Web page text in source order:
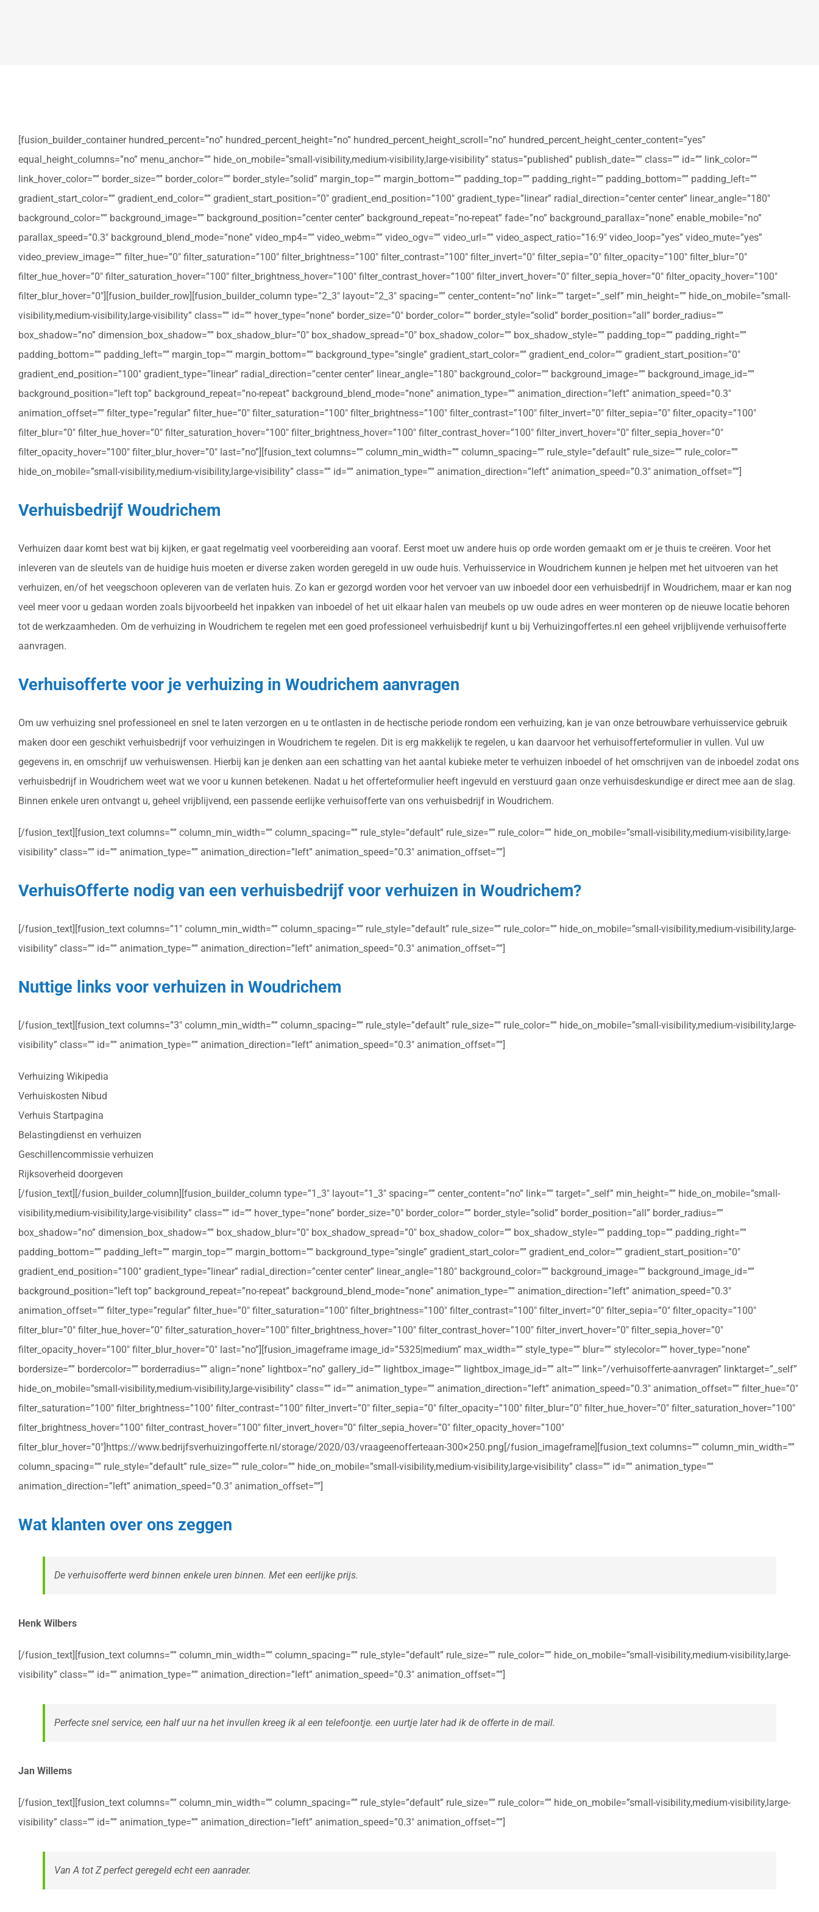
[fusion_builder_container hundred_percent=”no” hundred_percent_height=”no” hundred_percent_height_scroll=”no” hundred_percent_height_center_content=”yes”
equal_height_columns=”no” menu_anchor=”” hide_on_mobile=”small-visibility,medium-visibility,large-visibility” status=”published” publish_date=”” class=”” id=”” link_color=””
link_hover_color=”” border_size=”” border_color=”” border_style=”solid” margin_top=”” margin_bottom=”” padding_top=”” padding_right=”” padding_bottom=”” padding_left=””
gradient_start_color=”” gradient_end_color=”” gradient_start_position=”0″ gradient_end_position=”100″ gradient_type=”linear” radial_direction=”center center” linear_angle=”180″
background_color=”” background_image=”” background_position=”center center” background_repeat=”no-repeat” fade=”no” background_parallax=”none” enable_mobile=”no”
parallax_speed=”0.3″ background_blend_mode=”none” video_mp4=”” video_webm=”” video_ogv=”” video_url=”” video_aspect_ratio=”16:9″ video_loop=”yes” video_mute=”yes”
video_preview_image=”” filter_hue=”0″ filter_saturation=”100″ filter_brightness=”100″ filter_contrast=”100″ filter_invert=”0″ filter_sepia=”0″ filter_opacity=”100″ filter_blur=”0″
filter_hue_hover=”0″ filter_saturation_hover=”100″ filter_brightness_hover=”100″ filter_contrast_hover=”100″ filter_invert_hover=”0″ filter_sepia_hover=”0″ filter_opacity_hover=”100″
filter_blur_hover=”0″][fusion_builder_row][fusion_builder_column type=”2_3″ layout=”2_3″ spacing=”” center_content=”no” link=”” target=”_self” min_height=”” hide_on_mobile=”small-
visibility,medium-visibility,large-visibility” class=”” id=”” hover_type=”none” border_size=”0″ border_color=”” border_style=”solid” border_position=”all” border_radius=””
box_shadow=”no” dimension_box_shadow=”” box_shadow_blur=”0″ box_shadow_spread=”0″ box_shadow_color=”” box_shadow_style=”” padding_top=”” padding_right=””
padding_bottom=”” padding_left=”” margin_top=”” margin_bottom=”” background_type=”single” gradient_start_color=”” gradient_end_color=”” gradient_start_position=”0″
gradient_end_position=”100″ gradient_type=”linear” radial_direction=”center center” linear_angle=”180″ background_color=”” background_image=”” background_image_id=””
background_position=”left top” background_repeat=”no-repeat” background_blend_mode=”none” animation_type=”” animation_direction=”left” animation_speed=”0.3″
animation_offset=”” filter_type=”regular” filter_hue=”0″ filter_saturation=”100″ filter_brightness=”100″ filter_contrast=”100″ filter_invert=”0″ filter_sepia=”0″ filter_opacity=”100″
filter_blur=”0″ filter_hue_hover=”0″ filter_saturation_hover=”100″ filter_brightness_hover=”100″ filter_contrast_hover=”100″ filter_invert_hover=”0″ filter_sepia_hover=”0″
filter_opacity_hover=”100″ filter_blur_hover=”0″ last=”no”][fusion_text columns=”” column_min_width=”” column_spacing=”” rule_style=”default” rule_size=”” rule_color=””
hide_on_mobile=”small-visibility,medium-visibility,large-visibility” class=”” id=”” animation_type=”” animation_direction=”left” animation_speed=”0.3″ animation_offset=””]
Verhuisbedrijf Woudrichem
Verhuizen daar komt best wat bij kijken, er gaat regelmatig veel voorbereiding aan vooraf. Eerst moet uw andere huis op orde worden gemaakt om er je thuis te creëren. Voor het
inleveren van de sleutels van de huidige huis moeten er diverse zaken worden geregeld in uw oude huis. Verhuisservice in Woudrichem kunnen je helpen met het uitvoeren van het
verhuizen, en/of het veegschoon opleveren van de verlaten huis. Zo kan er gezorgd worden voor het vervoer van uw inboedel door een verhuisbedrijf in Woudrichem, maar er kan nog
veel meer voor u gedaan worden zoals bijvoorbeeld het inpakken van inboedel of het uit elkaar halen van meubels op uw oude adres en weer monteren op de nieuwe locatie behoren
tot de werkzaamheden. Om de verhuizing in Woudrichem te regelen met een goed professioneel verhuisbedrijf kunt u bij Verhuizingoffertes.nl een geheel vrijblijvende verhuisofferte
aanvragen.
Verhuisofferte voor je verhuizing in Woudrichem aanvragen
Om uw verhuizing snel professioneel en snel te laten verzorgen en u te ontlasten in de hectische periode rondom een verhuizing, kan je van onze betrouwbare verhuisservice gebruik
maken door een geschikt verhuisbedrijf voor verhuizingen in Woudrichem te regelen. Dit is erg makkelijk te regelen, u kan daarvoor het verhuisofferteformulier in vullen. Vul uw
gegevens in, en omschrijf uw verhuiswensen. Hierbij kan je denken aan een schatting van het aantal kubieke meter te verhuizen inboedel of het omschrijven van de inboedel zodat ons
verhuisbedrijf in Woudrichem weet wat we voor u kunnen betekenen. Nadat u het offerteformulier heeft ingevuld en verstuurd gaan onze verhuisdeskundige er direct mee aan de slag.
Binnen enkele uren ontvangt u, geheel vrijblijvend, een passende eerlijke verhuisofferte van ons verhuisbedrijf in Woudrichem.
[/fusion_text][fusion_text columns=”” column_min_width=”” column_spacing=”” rule_style=”default” rule_size=”” rule_color=”” hide_on_mobile=”small-visibility,medium-visibility,large-
visibility” class=”” id=”” animation_type=”” animation_direction=”left” animation_speed=”0.3″ animation_offset=””]
VerhuisOfferte nodig van een verhuisbedrijf voor verhuizen in Woudrichem?
[/fusion_text][fusion_text columns=”1″ column_min_width=”” column_spacing=”” rule_style=”default” rule_size=”” rule_color=”” hide_on_mobile=”small-visibility,medium-visibility,large-
visibility” class=”” id=”” animation_type=”” animation_direction=”left” animation_speed=”0.3″ animation_offset=””]
Nuttige links voor verhuizen in Woudrichem
[/fusion_text][fusion_text columns=”3″ column_min_width=”” column_spacing=”” rule_style=”default” rule_size=”” rule_color=”” hide_on_mobile=”small-visibility,medium-visibility,large-
visibility” class=”” id=”” animation_type=”” animation_direction=”left” animation_speed=”0.3″ animation_offset=””]
Verhuizing Wikipedia
Verhuiskosten Nibud
Verhuis Startpagina
Belastingdienst en verhuizen
Geschillencommissie verhuizen
Rijksoverheid doorgeven
[/fusion_text][/fusion_builder_column][fusion_builder_column type=”1_3″ layout=”1_3″ spacing=”” center_content=”no” link=”” target=”_self” min_height=”” hide_on_mobile=”small-
visibility,medium-visibility,large-visibility” class=”” id=”” hover_type=”none” border_size=”0″ border_color=”” border_style=”solid” border_position=”all” border_radius=””
box_shadow=”no” dimension_box_shadow=”” box_shadow_blur=”0″ box_shadow_spread=”0″ box_shadow_color=”” box_shadow_style=”” padding_top=”” padding_right=””
padding_bottom=”” padding_left=”” margin_top=”” margin_bottom=”” background_type=”single” gradient_start_color=”” gradient_end_color=”” gradient_start_position=”0″
gradient_end_position=”100″ gradient_type=”linear” radial_direction=”center center” linear_angle=”180″ background_color=”” background_image=”” background_image_id=””
background_position=”left top” background_repeat=”no-repeat” background_blend_mode=”none” animation_type=”” animation_direction=”left” animation_speed=”0.3″
animation_offset=”” filter_type=”regular” filter_hue=”0″ filter_saturation=”100″ filter_brightness=”100″ filter_contrast=”100″ filter_invert=”0″ filter_sepia=”0″ filter_opacity=”100″
filter_blur=”0″ filter_hue_hover=”0″ filter_saturation_hover=”100″ filter_brightness_hover=”100″ filter_contrast_hover=”100″ filter_invert_hover=”0″ filter_sepia_hover=”0″
filter_opacity_hover=”100″ filter_blur_hover=”0″ last=”no”][fusion_imageframe image_id=”5325|medium” max_width=”” style_type=”” blur=”” stylecolor=”” hover_type=”none”
bordersize=”” bordercolor=”” borderradius=”” align=”none” lightbox=”no” gallery_id=”” lightbox_image=”” lightbox_image_id=”” alt=”” link=”/verhuisofferte-aanvragen” linktarget=”_self”
hide_on_mobile=”small-visibility,medium-visibility,large-visibility” class=”” id=”” animation_type=”” animation_direction=”left” animation_speed=”0.3″ animation_offset=”” filter_hue=”0″
filter_saturation=”100″ filter_brightness=”100″ filter_contrast=”100″ filter_invert=”0″ filter_sepia=”0″ filter_opacity=”100″ filter_blur=”0″ filter_hue_hover=”0″ filter_saturation_hover=”100″
filter_brightness_hover=”100″ filter_contrast_hover=”100″ filter_invert_hover=”0″ filter_sepia_hover=”0″ filter_opacity_hover=”100″
filter_blur_hover=”0″]https://www.bedrijfsverhuizingofferte.nl/storage/2020/03/vraageenofferteaan-300×250.png[/fusion_imageframe][fusion_text columns=”” column_min_width=””
column_spacing=”” rule_style=”default” rule_size=”” rule_color=”” hide_on_mobile=”small-visibility,medium-visibility,large-visibility” class=”” id=”” animation_type=””
animation_direction=”left” animation_speed=”0.3″ animation_offset=””]
Wat klanten over ons zeggen
De verhuisofferte werd binnen enkele uren binnen. Met een eerlijke prijs.
Henk Wilbers
[/fusion_text][fusion_text columns=”” column_min_width=”” column_spacing=”” rule_style=”default” rule_size=”” rule_color=”” hide_on_mobile=”small-visibility,medium-visibility,large-
visibility” class=”” id=”” animation_type=”” animation_direction=”left” animation_speed=”0.3″ animation_offset=””]
Perfecte snel service, een half uur na het invullen kreeg ik al een telefoontje. een uurtje later had ik de offerte in de mail.
Jan Willems
[/fusion_text][fusion_text columns=”” column_min_width=”” column_spacing=”” rule_style=”default” rule_size=”” rule_color=”” hide_on_mobile=”small-visibility,medium-visibility,large-
visibility” class=”” id=”” animation_type=”” animation_direction=”left” animation_speed=”0.3″ animation_offset=””]
Van A tot Z perfect geregeld echt een aanrader.